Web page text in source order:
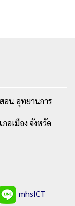
อน อุทยานการ
อเมือง จังหวัด
mhsICT